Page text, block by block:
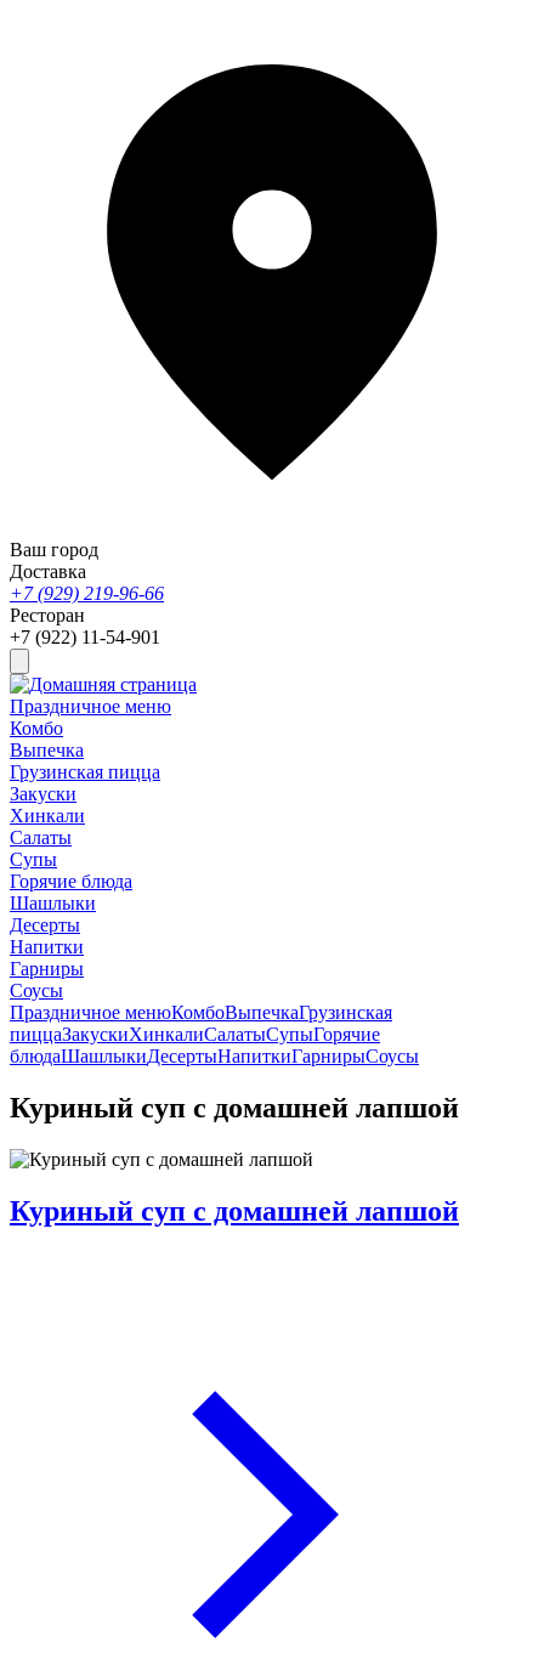
Ваш город
Доставка
+7 (929) 219-96-66
Ресторан
+7 (922) 11-54-901
Праздничное меню
Комбо
Выпечка
Грузинская пицца
Закуски
Хинкали
Салаты
Супы
Горячие блюда
Шашлыки
Десерты
Напитки
Гарниры
Соусы
Праздничное менюКомбоВыпечкаГрузинская
пиццаЗакускиХинкалиСалатыСупыГорячие
блюдаШашлыкиДесертыНапиткиГарнирыСоусы
Куриный суп с домашней лапшой
Куриный суп с домашней лапшой